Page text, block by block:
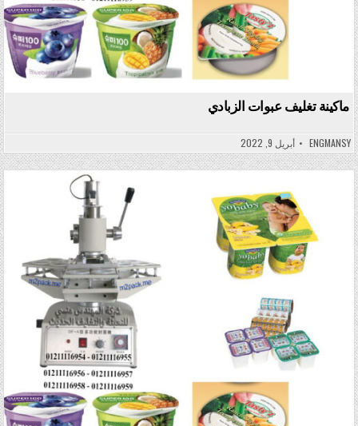
ماكينة تغليف عبوات الزبادي
ENGMANSY أبريل 9, 2022
Posted in